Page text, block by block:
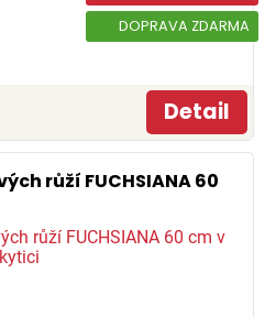
DOPRAVA ZDARMA
Detail
růží FUCHSIANA 60